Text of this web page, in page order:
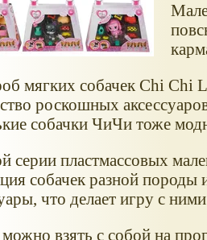
мягких собачек Chi Chi
роскошных
собачки ЧиЧи тоже
серии пластмассовых
собачек разной
что делает игру с
взять с собой на